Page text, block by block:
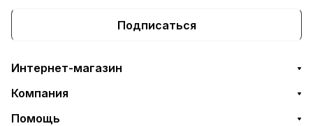
Подписаться
Интернет-магазин
Компания
Помощь